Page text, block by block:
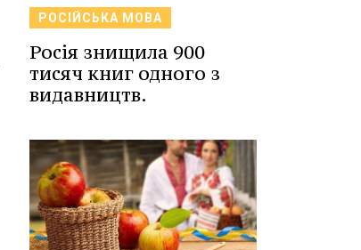
РОСІЙСЬКА МОВА
Росія знищила 900
тисяч книг одного з
видавництв.